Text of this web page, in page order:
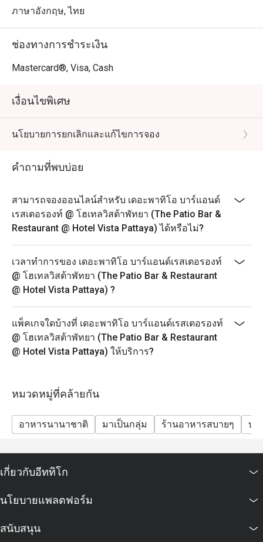
ภาษาอังกฤษ, ไทย
ช่องทางการชำระเงิน
Mastercard®, Visa, Cash
เงื่อนไขพิเศษ
นโยบายการยกเลิกและแก้ไขการจอง
คำถามที่พบบ่อย
สามารถจองออนไลน์สำหรับ เดอะพาทิโอ บาร์แอนด์
เรสเตอรองท์ @ โฮเทลวิสต้าพัทยา (The Patio Bar &
Restaurant @ Hotel Vista Pattaya) ได้หรือไม่?
เวลาทำการของ เดอะพาทิโอ บาร์แอนด์เรสเตอรองท์
@ โฮเทลวิสต้าพัทยา (The Patio Bar & Restaurant
@ Hotel Vista Pattaya) ?
แพ็คเกจใดบ้างที่ เดอะพาทิโอ บาร์แอนด์เรสเตอรองท์
@ โฮเทลวิสต้าพัทยา (The Patio Bar & Restaurant
@ Hotel Vista Pattaya) ให้บริการ?
หมวดหมู่ที่คล้ายกัน
อาหารนานาชาติ มาเป็นกลุ่ม ร้านอาหารสบายๆ บา
เกี่ยวกับอีททิโก
นโยบายแพลตฟอร์ม
สนับสนุน